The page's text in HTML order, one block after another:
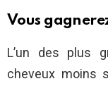
Vous
L’un des plus
cheveux moins